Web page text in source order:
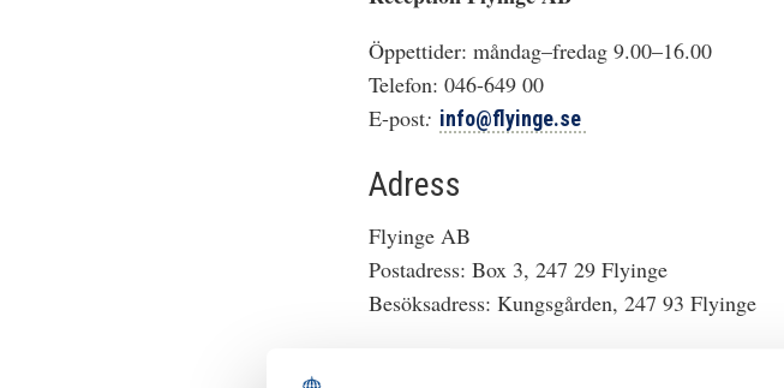
Öppettider: måndag–fredag 9.00–16.00
Telefon: 046-649 00
E-post: info@flyinge.se
Adress
Flyinge AB
Postadress: Box 3, 247 29 Flyinge
Besöksadress: Kungsgården, 247 93 Flyinge